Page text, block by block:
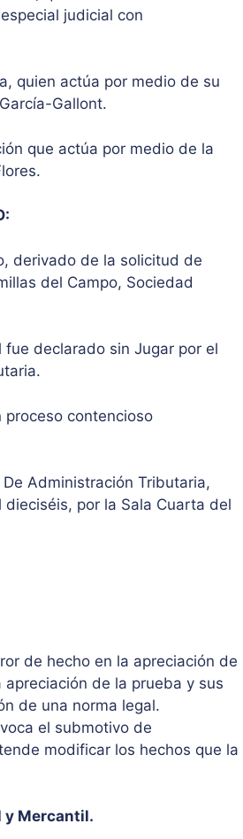
judicial con
quien actúa por medio de su
Gallont.
que actúa por medio de la
derivado de la solicitud de
del Campo, Sociedad
declarado sin Jugar por el
contencioso
Administración Tributaria,
por la Sala Cuarta del
de hecho en la apreciación de
de la prueba y sus
de una norma legal.
el submotivo de
modificar los hechos que la
y Mercantil.